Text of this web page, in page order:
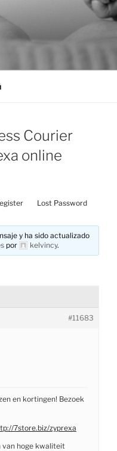
Courier
online
Lost Password
y ha sido actualizado
por kelvincy.
#11683
en kortingen! Bezoek
7store.biz/zyprexa
van hoge kwaliteit